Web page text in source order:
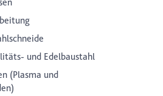
und Edelbaustahl
(Plasma und